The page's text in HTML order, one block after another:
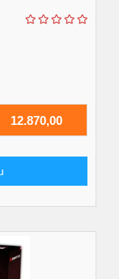
12.870,00